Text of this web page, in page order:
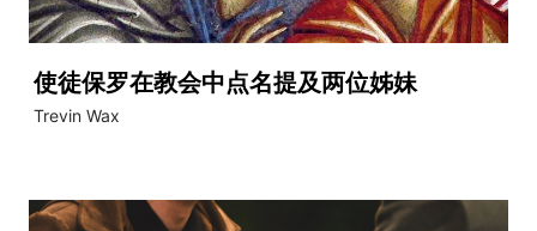
使徒保罗在教会中点名提及两位姊妹
Trevin Wax